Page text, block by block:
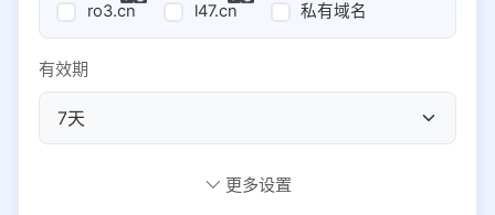
ro3.cn
l47.cn 私有域名
有效期
更多设置